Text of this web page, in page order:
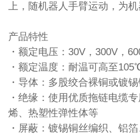
上，随机器人手臂运动，为机
产品特性
・额定电压：30V，300V，
・额定温度：耐温可高至
・导体：多股绞合裸铜或镀
・绝缘：使用优质拖链电缆
烯、热塑性弹性体等
・屏蔽：镀锡铜丝编织、铝